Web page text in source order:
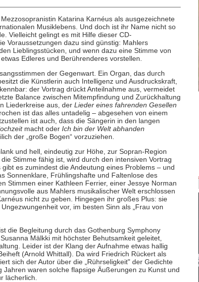
Katarina Karnéus als ausgezeichnete
Musiklebens. Und doch ist ihr Name nicht so
Vielleicht gelingt es mit Hilfe dieser CD-
Voraussetzungen dazu sind günstig: Mahlers
Lieblingsstücken, und wenn dazu eine Stimme von
Edleres und Berührenderes vorstellen.
der Gegenwart. Ein Organ, das durch
die Künstlerin auch Intelligenz und Ausdruckskraft,
der Vortrag drückt Anteilnahme aus, vermeidet
Balance zwischen Mitempfindung und Zurückhaltung
Liederkreise aus, der Lieder eines fahrenden Gesellen
ist das alles untadelig – abgesehen von einem
ist auch, dass die Sängerin in den langen
macht oder Ich bin der Welt abhanden
der „große Bogen“ vorzuziehen.
und hell, eindeutig zur Höhe, zur Sopran-Region
Stimme fähig ist, wird durch den intensiven Vortrag
es zumindest die Andeutung eines Problems – und
Sonnenklare, Frühlingshafte und Faltenlose des
Stimmen einer Kathleen Ferrier, einer Jessye Norman
aus Mahlers musikalischer Welt erschlossen
nicht zu geben. Hingegen ihr großes Plus: sie
vor, im besten Sinn als „Frau von
die Begleitung durch das Gothenburg Symphony
Mälkki mit höchster Behutsamkeit geleitet,
Leider ist der Klang der Aufnahme etwas hallig
(Arnold Whittall). Da wird Friedrich Rückert als
sich der Autor über die „Rührseligkeit" der Gedichte
Jahren waren solche flapsige Äußerungen zu Kunst und
lächerlich.